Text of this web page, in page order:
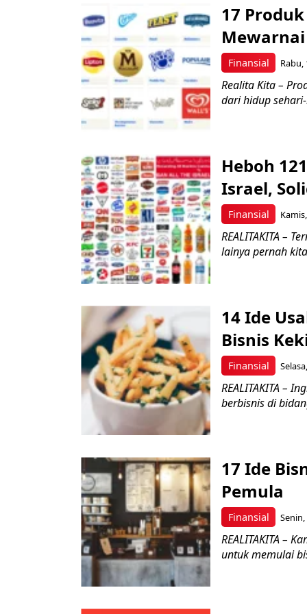
Finansial
17
Rabu,
Realita Kita –
dari hidup
Finansial
Heboh
Israel,
REALITAKITA –
lainya pernah
Finansial
14 Ide
Bisnis
REALITAKITA –
berbisnis di
Finansial
17 Ide
Pemula
REALITAKITA –
untuk memulai